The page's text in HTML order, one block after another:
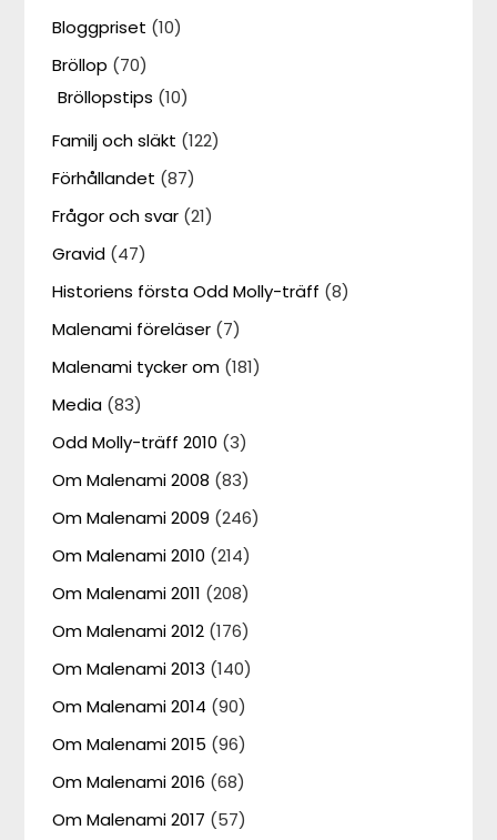
Bloggpriset (10)
Bröllop (70)
Bröllopstips (10)
Familj och släkt (122)
Förhållandet (87)
Frågor och svar (21)
Gravid (47)
Historiens första Odd Molly-träff (8)
Malenami föreläser (7)
Malenami tycker om (181)
Media (83)
Odd Molly-träff 2010 (3)
Om Malenami 2008 (83)
Om Malenami 2009 (246)
Om Malenami 2010 (214)
Om Malenami 2011 (208)
Om Malenami 2012 (176)
Om Malenami 2013 (140)
Om Malenami 2014 (90)
Om Malenami 2015 (96)
Om Malenami 2016 (68)
Om Malenami 2017 (57)